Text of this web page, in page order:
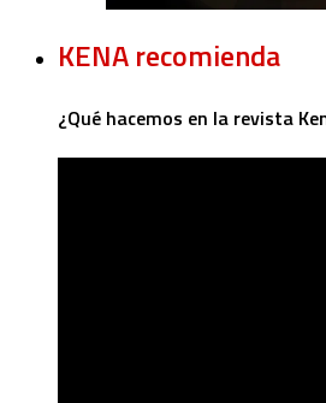
KENA recomienda
¿Qué hacemos en la revista